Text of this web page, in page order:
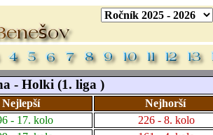
- Holki (1. liga )
Nejlepší
Nejhorší
- 17. kolo
226 - 8. kolo